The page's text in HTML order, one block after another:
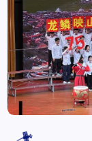
青春相伴
院2026届
测绘学院举
园”主题征
学院师生集
喜报！学院
大赛中荣获
苏琦：心有